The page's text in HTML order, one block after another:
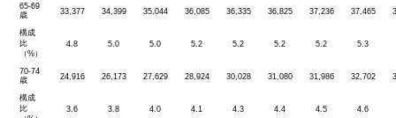
65-69
歳
33,377 34,399 35,044 36,085 36,335 36,825 37,236 37,465
構成
比
（%）
4.8 5.0 5.0 5.2 5.2 5.2 5.2 5.3
70-74
歳
24,916 26,173 27,629 28,924 30,028 31,080 31,986 32,702
構成
比
3.6 3.8 4.0 4.1 4.3 4.4 4.5 4.6